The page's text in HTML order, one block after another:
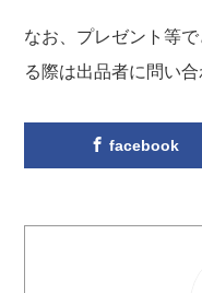
なお、プレゼント等
る際は出品者に問い
facebook